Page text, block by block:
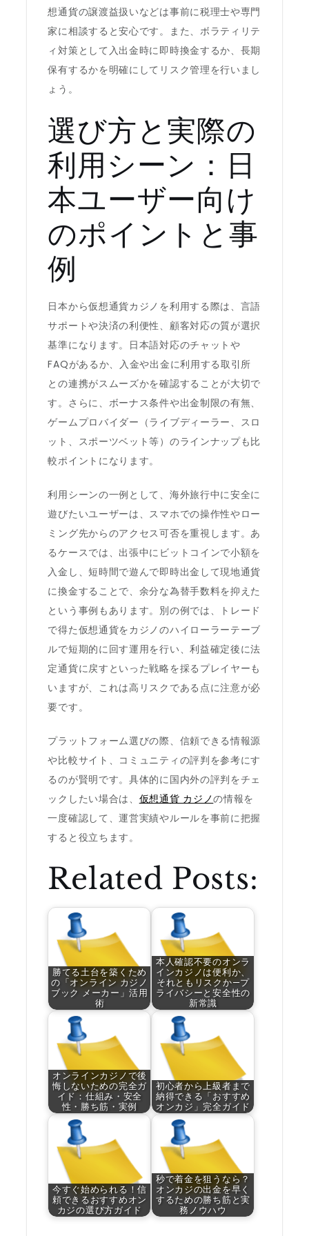
想通貨の譲渡益扱いなどは事前に税理士や専門
家に相談すると安心です。また、ボラティリテ
ィ対策として入出金時に即時換金するか、長期
保有するかを明確にしてリスク管理を行いまし
ょう。
選び方と実際の
利用シーン：日
本ユーザー向け
のポイントと事
例
日本から仮想通貨カジノを利用する際は、言語
サポートや決済の利便性、顧客対応の質が選択
基準になります。日本語対応のチャットや
FAQがあるか、入金や出金に利用する取引所
との連携がスムーズかを確認することが大切で
す。さらに、ボーナス条件や出金制限の有無、
ゲームプロバイダー（ライブディーラー、スロ
ット、スポーツベット等）のラインナップも比
較ポイントになります。
利用シーンの一例として、海外旅行中に安全に
遊びたいユーザーは、スマホでの操作性やロー
ミング先からのアクセス可否を重視します。あ
るケースでは、出張中にビットコインで小額を
入金し、短時間で遊んで即時出金して現地通貨
に換金することで、余分な為替手数料を抑えた
という事例もあります。別の例では、トレード
で得た仮想通貨をカジノのハイローラーテーブ
ルで短期的に回す運用を行い、利益確定後に法
定通貨に戻すといった戦略を採るプレイヤーも
いますが、これは高リスクである点に注意が必
要です。
プラットフォーム選びの際、信頼できる情報源
や比較サイト、コミュニティの評判を参考にす
るのが賢明です。具体的に国内外の評判をチェ
ックしたい場合は、 仮想通貨 カジノの情報を
一度確認して、運営実績やルールを事前に把握
すると役立ちます。
Related Posts:
勝てる土台を築くため
の「オンライン カジノ
ブック メーカー」活用
術
本人確認不要のオンラ
インカジノは便利か、
それともリスクか—プ
ライバシーと安全性の
新常識
オンラインカジノで後
悔しないための完全ガ
イド：仕組み・安全
性・勝ち筋・実例
初心者から上級者まで
納得できる「おすすめ
オンカジ」完全ガイド
今すぐ始められる！信
頼できるおすすめオン
カジの選び方ガイド
秒で着金を狙うなら？
オンカジの出金を早く
するための勝ち筋と実
務ノウハウ